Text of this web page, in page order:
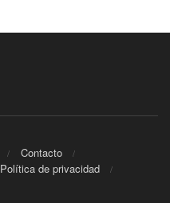
Contacto
Política de privacidad